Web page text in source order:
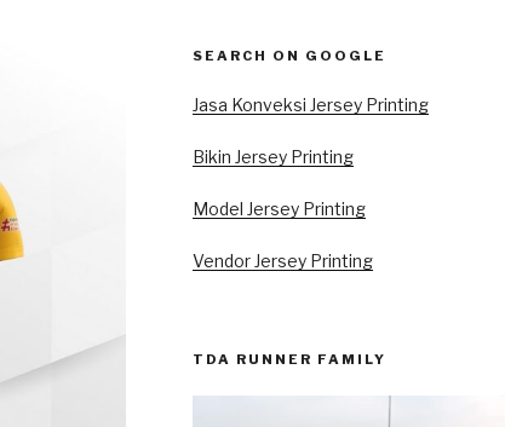
SEARCH ON GOOGLE
Jasa Konveksi Jersey Printing
Bikin Jersey Printing
Model Jersey Printing
Vendor Jersey Printing
TDA RUNNER FAMILY